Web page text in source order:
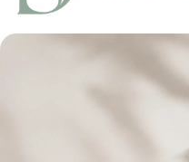
Wybierz coś dla